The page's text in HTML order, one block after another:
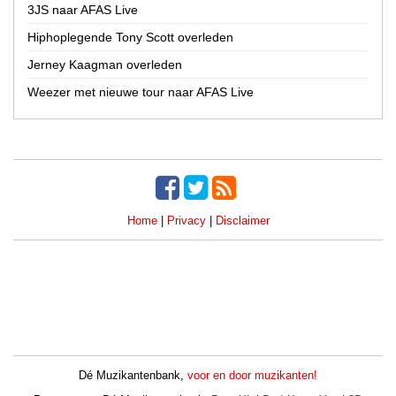
Provincie
Flevoland
Friesland
Gelderland
Limburg
Overijssel
3JS naar AFAS Live
Hiphoplegende Tony Scott overleden
Jerney Kaagman overleden
Weezer met nieuwe tour naar AFAS Live
Home| Privacy| Disclaimer
Dé Muzikantenbank, voor en door muzikanten!